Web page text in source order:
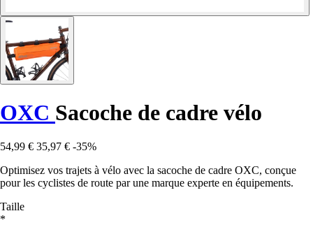
OXC Sacoche de cadre vélo
54,99 € 35,97 € -35%
Optimisez vos trajets à vélo avec la sacoche de cadre OXC, conçue
pour les cyclistes de route par une marque experte en équipements.
Taille
*